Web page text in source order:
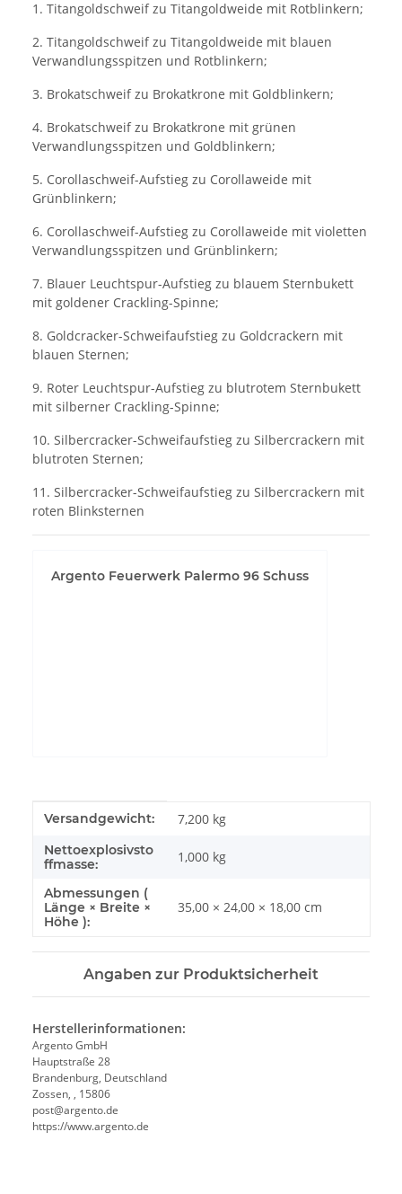
1. Titangoldschweif zu Titangoldweide mit Rotblinkern;
2. Titangoldschweif zu Titangoldweide mit blauen
Verwandlungsspitzen und Rotblinkern;
3. Brokatschweif zu Brokatkrone mit Goldblinkern;
4. Brokatschweif zu Brokatkrone mit grünen
Verwandlungsspitzen und Goldblinkern;
5. Corollaschweif-Aufstieg zu Corollaweide mit
Grünblinkern;
6. Corollaschweif-Aufstieg zu Corollaweide mit violetten
Verwandlungsspitzen und Grünblinkern;
7. Blauer Leuchtspur-Aufstieg zu blauem Sternbukett
mit goldener Crackling-Spinne;
8. Goldcracker-Schweifaufstieg zu Goldcrackern mit
blauen Sternen;
9. Roter Leuchtspur-Aufstieg zu blutrotem Sternbukett
mit silberner Crackling-Spinne;
10. Silbercracker-Schweifaufstieg zu Silbercrackern mit
blutroten Sternen;
11. Silbercracker-Schweifaufstieg zu Silbercrackern mit
roten Blinksternen
Argento Feuerwerk Palermo 96 Schuss
Produkteigenschaft
Wert
Versandgewicht: 7,200 kg
Nettoexplosivsto
ffmasse:
1,000 kg
Abmessungen (
Länge × Breite ×
Höhe ):
35,00 × 24,00 × 18,00 cm
Angaben zur Produktsicherheit
Herstellerinformationen:
Argento GmbH
Hauptstraße 28
Brandenburg, Deutschland
Zossen, , 15806
post@argento.de
https://www.argento.de